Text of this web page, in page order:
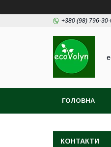
+380 (98) 796-
ГОЛОВНА
КОНТАКТИ